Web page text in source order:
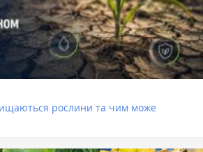
рослини та чим може